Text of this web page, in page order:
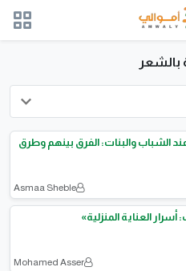
بالشعر
الشباب والبنات: الفرق بينهم وطرق
Asmaa Sheble
العناية المنزلية»
Mohamed Asser